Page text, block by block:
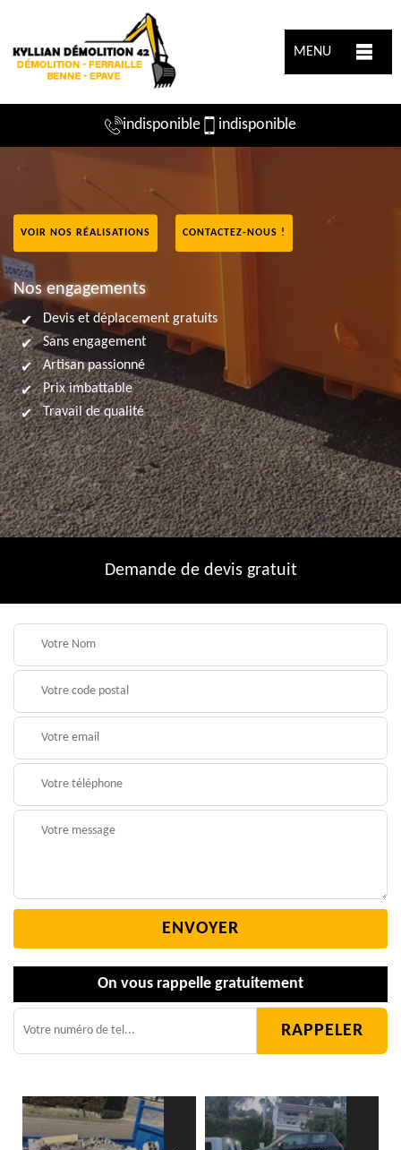
MENU
indisponible indisponible
VOIR NOS RÉALISATIONS CONTACTEZ-NOUS !
Nos engagements
Devis et déplacement gratuits
Sans engagement
Artisan passionné
Prix imbattable
Travail de qualité
Demande de devis gratuit
On vous rappelle gratuitement